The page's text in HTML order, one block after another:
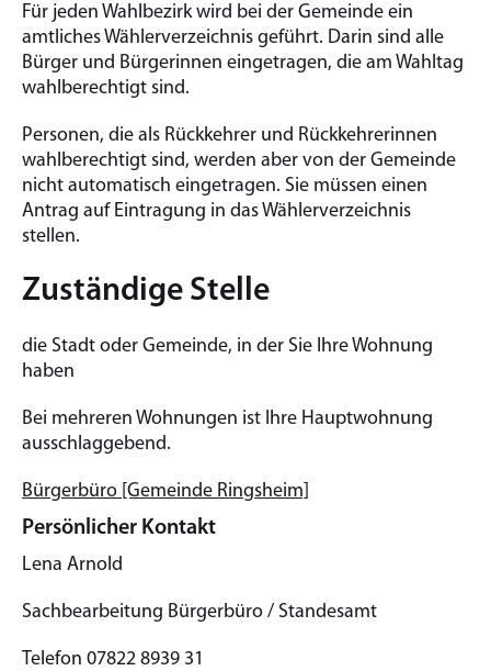
Für jeden Wahlbezirk wird bei der Gemeinde ein
amtliches Wählerverzeichnis geführt. Darin sind alle
Bürger und Bürgerinnen eingetragen, die am Wahltag
wahlberechtigt sind.
Personen, die als Rückkehrer und Rückkehrerinnen
wahlberechtigt sind, werden aber von der Gemeinde
nicht automatisch eingetragen. Sie müssen einen
Antrag auf Eintragung in das Wählerverzeichnis
stellen.
Zuständige Stelle
die Stadt oder Gemeinde, in der Sie Ihre Wohnung
haben
Bei mehreren Wohnungen ist Ihre Hauptwohnung
ausschlaggebend.
Bürgerbüro [Gemeinde Ringsheim]
Persönlicher Kontakt
Lena Arnold
Sachbearbeitung Bürgerbüro / Standesamt
Telefon 07822 8939 31